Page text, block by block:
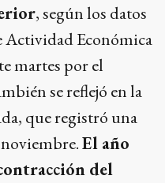
, según los datos
Actividad Económica
martes por el
se reflejó en la
que registró una
El año
del